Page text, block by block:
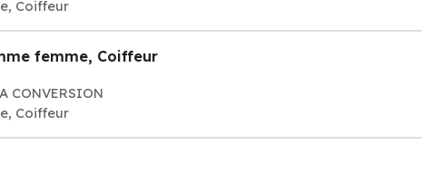
Coiffeur
femme, Coiffeur
CONVERSION
Coiffeur